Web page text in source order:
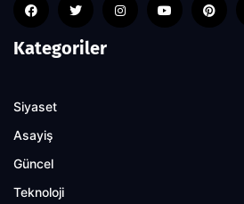
Kategoriler
Siyaset
Asayiş
Güncel
Teknoloji